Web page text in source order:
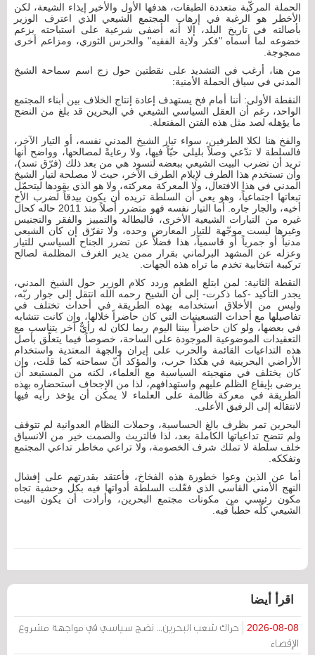
الحملة المركّبة متعددة الطبقات، هدفها الأول والأخير إيذاء الشيعة، لكن
الأخطر هو الرغبة في إرهاب المجتمع الشيعي الذي اعترف الوزير
بأصالته في تاريخ البلد، إلا أنه أضفى شرعية على استباحته بزعم
خضوعه لما أسماه "فكر ولاية الفقيه" والحرس الثوري، ومزاعم أخرى
ممجوجة.
من هنا، أرغب في التشديد على نقطتين حول زج اسم سماحة الشيخ
المدني في سياق الحملة الأمنية:
النقطة الأولى: أننا أمام فخ يستهدف إعادة إنتاج الخلاف بين أبناء المجتمع
الواحد، رغم أن العقل السياسي الشيعي في البحرين قد بلغ من النضج
ما يؤهله لصد مثل هذه الفتن المفتعلة.
والفخ هنا لكلا الطرفين، سواء تيار الشيخ المدني نفسه، أو التيار الآخر،
فالسلطة لا تدّعي وصلاً بليلى حبّاً فيها، ولا رعايةً لمصالحها، وواضح أنها
تريد أن تضرب البيت الشيعي ببعضه لتسود هي من بعد ذلك (فرّق تسد)،
وأن تستخدم هذا الطرف لإيلام الطرف الآخر، حيث لا مصلحة لتيار الشيخ
المدني في هذا الافتعال، ولا المعركة معركته، ولا هو الذي يقودها ليتحمّل
تبعاتها اجتماعياً، وهو يعي أن السلطة تريده أن يكون بيدقاً لضرب الأخ
أخيه، والجار جاره. أما التيار نفسه فهو متضرر أصلاً منذ 2011 حاله كحال
غيره من التيارات الشيعية الأخرى، فالبطالة والتمييز والفقر والتجنيس
وغيرها ليست موجّهة للتيار المعارض وحده، ولا تفرّق إن كان الشيعي
مدنياً أو جمرياً أو قاسمياً، هذا فضلاً عن تضرر الجناح السياسي للتيار
وعزله عن المشهد البرلماني بقرار ممن يدير الغرف المظلمة لصالح
تركيبة انتخابية تخدم ما تراه هذه الجهات.
النقطة الثانية: لمن ابتلع الطعم وردد كلام الوزير حول الشيخ المدني،
يجدر التأكيد -كما ذكرت- إلى أن الشيخ رحمه الله انتقل إلى جوار ربّه،
وليس من الأخلاق استخدامه بهذه الطريقة في أحداث تختلف في
تفاصيلها مع أحداث التسعينيات التي كان حاضراً خلالها، وإن كانت تتشابه
في بعضها، ولو كان حاضراً بيننا اليوم ربما لكان له رأيٌّ آخر يتناسب مع
التعقيدات الموضوعية الموجودة على الساحة، خصوصاً فيما يتعلّق بأصل
هذه التداعيات القائمة والحرب على إيران والجهة المعتدية واستخدام
الأراضي البحرينية في هكذا حرب، والمؤكد أنّ سماحته كما قلت، وإن
كان يختلف في منهجيته السياسية مع العلماء، لكنه من المستبعد أن
يرضى بإيقاع الظلم عليهم واستهدافهم، لذا من الإجحاف استحضاره بهذه
الطريقة في معركة ظالمة على العلماء لا يمكن أن يؤخذ رأيه فيها
لانتقاله إلى الرفيق الأعلى.
البحرين تمر بظرف بالغ الحساسية، وحملات النظام العدوانية لم تتوقف
ولم تتضح تداعياتها الكاملة بعد، لذا فالتريث والصمت خير من الانسياق
خلف سلطة لا تملك شرف الخصومة، ولا تراعي مخاطر تداعي المجتمع
وتفككه.
أما عن الذين وعوا خطورة هذه الفخاخ، فأعتقد بقدرتهم على إفشال
النهج الأمني القاسي الذي فعّلت السلطة أدواتها فيه بكل وحشية تجاه
مكون رئيسي من مكونات مجتمع البحرين، وأرادت أن يكون البيت
الشيعي كلّه حطباً فيه.
اقرأ أيضا
2026-08-08
حراك شعب البحرين... نضج سياسي في مواجهة مشروع
الإقصاء